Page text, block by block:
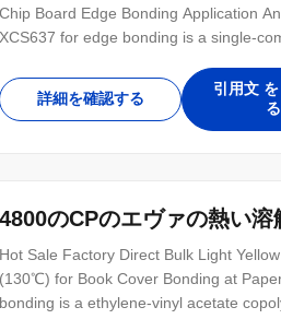
Chip Board Edge Bonding Application
XCS637 for edge bonding is a single-
詳細を確認する
引用文
る
4800のCPのエヴァの熱い
Hot Sale Factory Direct Bulk Light
(130℃) for Book Cover Bonding at
bonding is a ethylene-vinyl acetate